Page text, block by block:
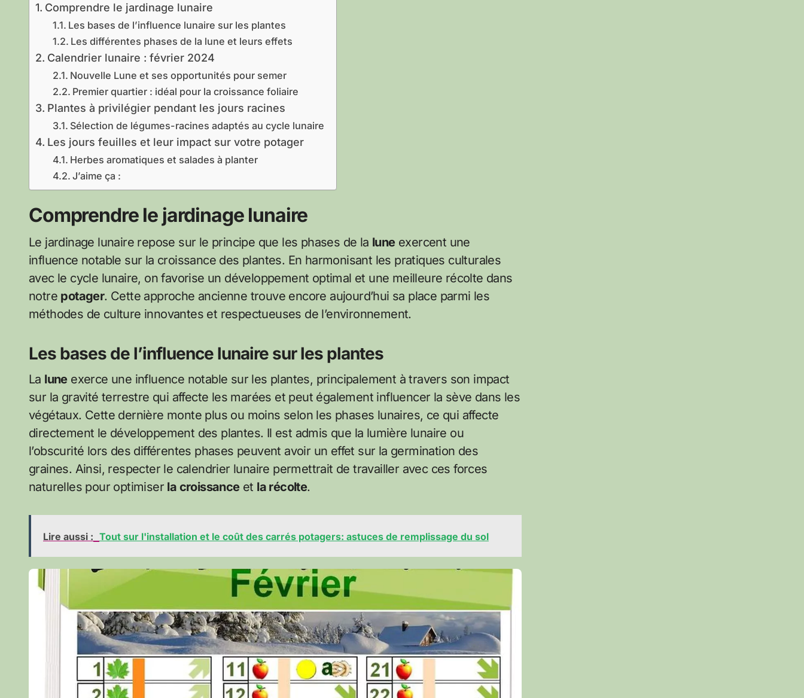
Comprendre le jardinage lunaire
Les bases de l’influence lunaire sur les plantes
Les différentes phases de la lune et leurs effets
Calendrier lunaire : février 2024
Nouvelle Lune et ses opportunités pour semer
Premier quartier : idéal pour la croissance foliaire
Plantes à privilégier pendant les jours racines
Sélection de légumes-racines adaptés au cycle lunaire
Les jours feuilles et leur impact sur votre potager
Herbes aromatiques et salades à planter
J’aime ça :
Comprendre le jardinage lunaire
Le jardinage lunaire repose sur le principe que les phases de la luneexercent une
influence notable sur la croissance des plantes. En harmonisant les pratiques culturales
avec le cycle lunaire, on favorise un développement optimal et une meilleure récolte dans
notre potager. Cette approche ancienne trouve encore aujourd’hui sa place parmi les
méthodes de culture innovantes et respectueuses de l’environnement.
Les bases de l’influence lunaire sur les plantes
La luneexerce une influence notable sur les plantes, principalement à travers son impact
sur la gravité terrestre qui affecte les marées et peut également influencer la sève dans les
végétaux. Cette dernière monte plus ou moins selon les phases lunaires, ce qui affecte
directement le développement des plantes. Il est admis que la lumière lunaire ou
l’obscurité lors des différentes phases peuvent avoir un effet sur la germination des
graines. Ainsi, respecter le calendrier lunaire permettrait de travailler avec ces forces
naturelles pour optimiser la croissanceet la récolte.
Lire aussi : Tout sur l'installation et le coût des carrés potagers: astuces de remplissage du sol